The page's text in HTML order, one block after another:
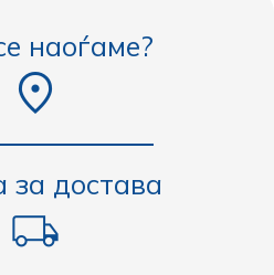
наоѓаме?
за достава